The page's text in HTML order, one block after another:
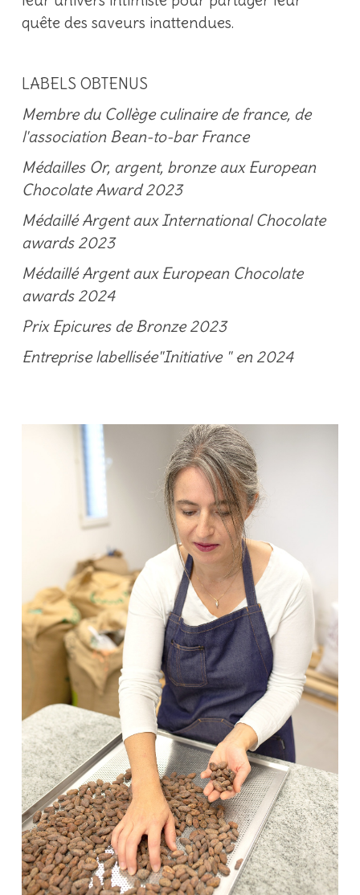
quête des saveurs inattendues.
LABELS OBTENUS
Membre du Collège culinaire de france, de
l'association Bean-to-bar France
Médailles Or, argent, bronze aux European
Chocolate Award 2023
Médaillé Argent aux International Chocolate
awards 2023
Médaillé Argent aux European Chocolate
awards 2024
Prix Epicures de Bronze 2023
Entreprise labellisée"Initiative " en 2024